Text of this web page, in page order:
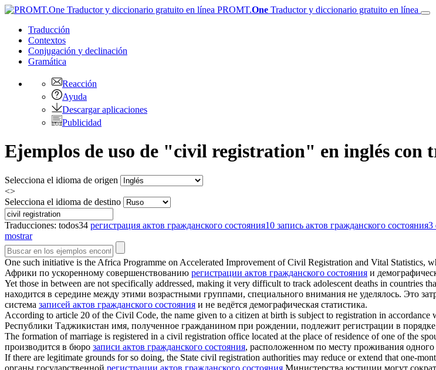
PROMT.One Traductor y diccionario gratuito en línea
Traducción
Contextos
Conjugación y declinación
Gramática
Reacción
Ayuda
Descargar aplicaciones
Publicidad
Ejemplos de uso de "civil registration" en inglés con
Selecciona el idioma de origen
<>
Selecciona el idioma de destino
Traducciones: todos34 регистрация актов гражданского состояния10 запись актов гражданского состояния3
mostrar
One such initiative is the Africa Programme on Accelerated Improvement ofCivil Registration and Vital Statistics,
Африки по ускоренному совершенствованию регистрации актов гражданского состояния и
Yet those in between are not specifically addressed, making it very difficult to track adolescent deaths in countries
находится в середине между этими возрастными группами, специального внимания не уделялось. Это
система записей актов гражданского состояния и не ведётся демографическая статистика.
According to article 20 of the Civil Code, the name given to a citizen at birth is subject to registration in accordance
Республики Таджикистан имя, полученное гражданином при рождении, подлежит регистрации в
The formation of marriage is registered in a civil registration office located at the place of residence of one of the
производится в бюро записи актов гражданского состояния, расположенном по месту проживания
If there are legitimate grounds for so doing, the State civil registration authorities may reduce or extend that one-
органы государственной регистрации актов гражданского состояния Министерства юстиции могут